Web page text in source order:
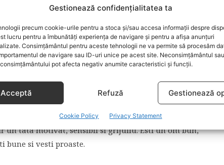
Gestionează confidențialitatea ta
precum cookie-urile pentru a stoca și/sau accesa informații despre
lucru pentru a îmbunătăți experiența de navigare și pentru a afișa anunțuri
Consimțământul pentru aceste tehnologii ne va permite să procesăm
de navigare sau ID-uri unice pe acest site. Neconsimțământul sau
pot afecta negativ anumite caracteristici și funcții.
Acceptă Refuză Gestionează
Cookie Policy Privacy Statement
sau chiar de-a dreptul periculoasa.
Multe imbracaminti sunt croite sa o faca sa
incearca sa atraga barbati tineri. Va intra la
generatie. Baietii o vor privi cum incepe sa se
aluzii sexuale sau scene de sexualitate in reviste
ca iti place tie sau nu. Va invata despre HIV /
si cum este transmis.
un tata motivat, sensibil si grijuliu. Esti un om bun,
bune si vesti proaste.